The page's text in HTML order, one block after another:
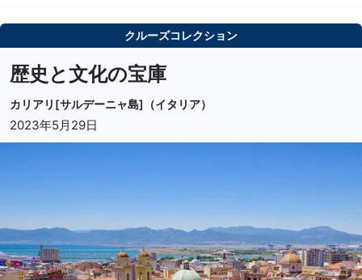
クルーズコレクション
歴史と文化の宝庫
カリアリ[サルデーニャ島]（イタリア）
2023年5月29日